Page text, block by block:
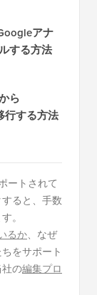
アナ
する方法
ら
行する方法
ートされて
ると、手数
。
るか、なぜ
をサポート
の編集プロ